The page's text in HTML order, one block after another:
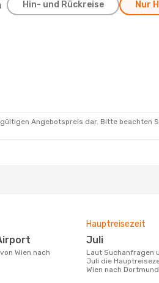
Hin- und Rückreise Nur
Angebotspreis dar. Bitte beachten
Hauptreisezeit
Juli
Laut Suchanfragen unserer Kunden ist
Juli die
Wien nach Dortmund